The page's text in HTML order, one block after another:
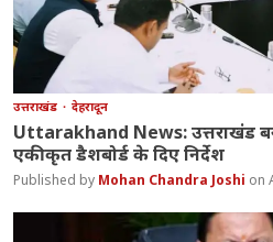
उत्तराखंड देहरादून
Uttarakhand News: उत्तराखंड
एकीकृत डैशबोर्ड के दिए निर्देश
Mohan Chandra Joshi